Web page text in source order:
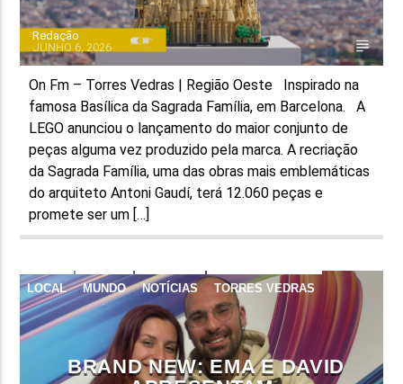
Redação
JUNHO 6, 2026
On Fm – Torres Vedras | Região Oeste Inspirado na
famosa Basílica da Sagrada Família, em Barcelona. A
LEGO anunciou o lançamento do maior conjunto de
peças alguma vez produzido pela marca. A recriação
da Sagrada Família, uma das obras mais emblemáticas
do arquiteto Antoni Gaudí, terá 12.060 peças e
promete ser um […]
LOCAL MUNDO NOTÍCIAS TORRES VEDRAS
BRAND NEW: EMA E DAVID